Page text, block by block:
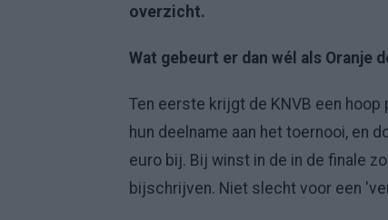
overzicht.
Wat gebeurt er dan wél als Oranje
Ten eerste krijgt de KNVB een
hun deelname aan het toernooi, en
euro bij. Bij winst in de in de finale
bijschrijven. Niet slecht voor een